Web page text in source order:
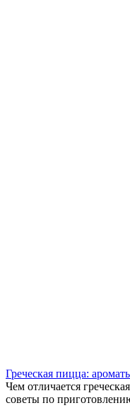
Греческая пицца:
Чем отличается
советы по